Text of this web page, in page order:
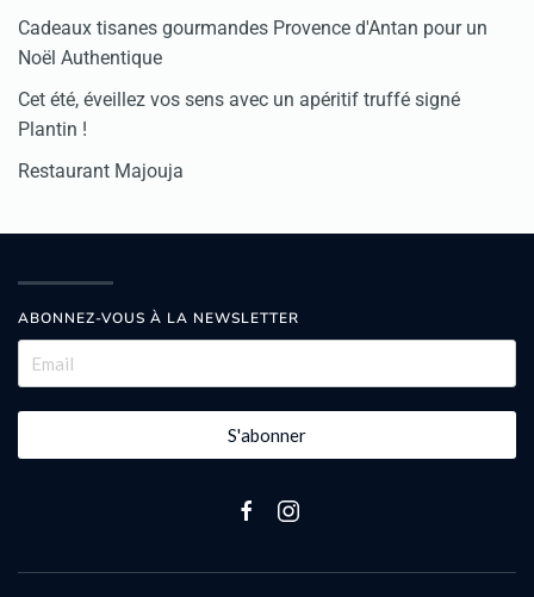
Cadeaux tisanes gourmandes Provence d'Antan pour un
Noël Authentique
Cet été, éveillez vos sens avec un apéritif truffé signé
Plantin !
Restaurant Majouja
ABONNEZ-VOUS À LA NEWSLETTER
S'abonner